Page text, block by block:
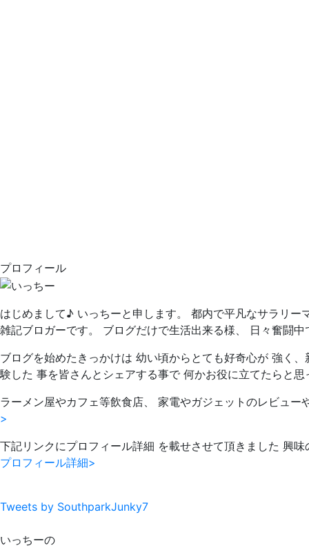
プロフィール
はじめまして♪ いっちーと申します。 都内で平凡なサラリ
雑記ブロガーです。 ブログだけで生活出来る様、 日々奮闘中
ブログを始めたきっかけは 幼い頃からとても好奇心が 強く
験した 事を皆さんとシェアする事で 何かお役に立てたらと
ラーメン屋やカフェ等飲食店、 家電やガジェットのレビュ
>
下記リンクにプロフィール詳細 を載せさせて頂きました 興
プロフィール詳細>
Tweets by SouthparkJunky7
いっちーの